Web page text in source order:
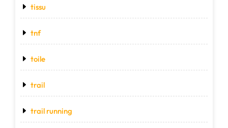
tissu
tnf
toile
trail
trail running